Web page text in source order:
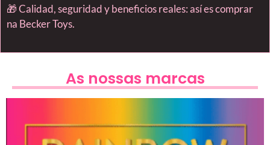
🎁 Calidad, seguridad y beneficios reales: así es comprar
na Becker Toys.
As nossas marcas